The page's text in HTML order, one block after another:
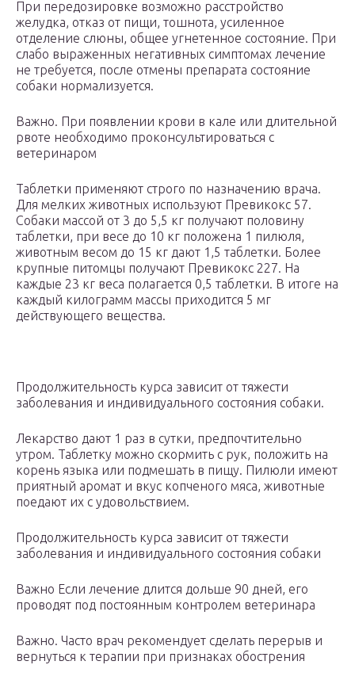
При передозировке возможно расстройство
желудка, отказ от пищи, тошнота, усиленное
отделение слюны, общее угнетенное состояние. При
слабо выраженных негативных симптомах лечение
не требуется, после отмены препарата состояние
собаки нормализуется.
Важно. При появлении крови в кале или длительной
рвоте необходимо проконсультироваться с
ветеринаром
Таблетки применяют строго по назначению врача.
Для мелких животных используют Превикокс 57.
Собаки массой от 3 до 5,5 кг получают половину
таблетки, при весе до 10 кг положена 1 пилюля,
животным весом до 15 кг дают 1,5 таблетки. Более
крупные питомцы получают Превикокс 227. На
каждые 23 кг веса полагается 0,5 таблетки. В итоге на
каждый килограмм массы приходится 5 мг
действующего вещества.
Продолжительность курса зависит от тяжести
заболевания и индивидуального состояния собаки.
Лекарство дают 1 раз в сутки, предпочтительно
утром. Таблетку можно скормить с рук, положить на
корень языка или подмешать в пищу. Пилюли имеют
приятный аромат и вкус копченого мяса, животные
поедают их с удовольствием.
Продолжительность курса зависит от тяжести
заболевания и индивидуального состояния собаки
Важно Если лечение длится дольше 90 дней, его
проводят под постоянным контролем ветеринара
Важно. Часто врач рекомендует сделать перерыв и
вернуться к терапии при признаках обострения